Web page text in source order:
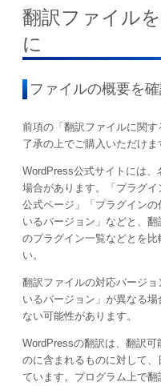
翻訳ファイル
に
ファイルの概要を
前項の「翻訳ファイルに関す
了承の上でご購入いただけま
WordPress公式サイトには
場合があります。「プラグ
公式ページ」「プラグイン
いるバージョン」などと、
のプラグイン一覧などとを
い。
翻訳ファイルの対応バージ
いるバージョン」が異なる
ない可能性があります。
WordPressの翻訳は、翻訳
のに含まれるものに対して
ています。プログラム上で